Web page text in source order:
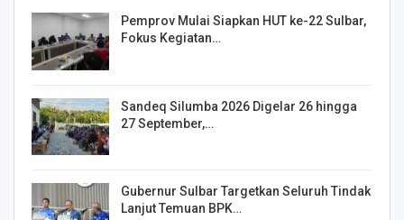
Pemprov Mulai Siapkan HUT ke-22 Sulbar,
Fokus Kegiatan…
Sandeq Silumba 2026 Digelar 26 hingga
27 September,…
Gubernur Sulbar Targetkan Seluruh Tindak
Lanjut Temuan BPK…